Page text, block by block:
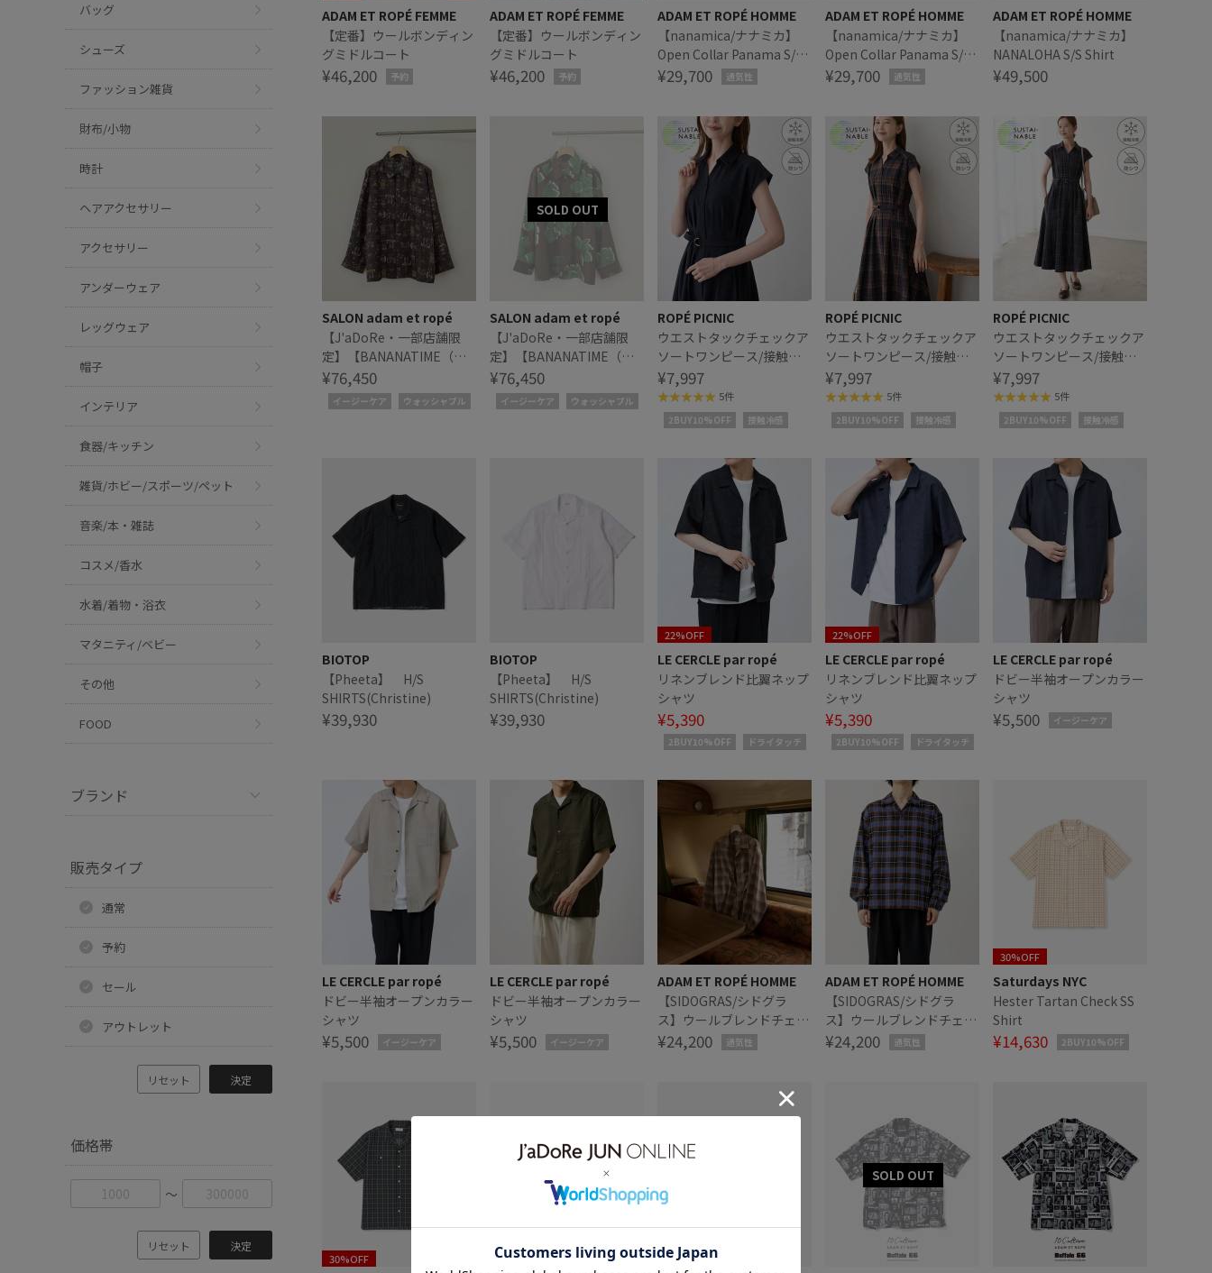
バッグ
シューズ
ファッション雑貨
財布/小物
時計
ヘアアクセサリー
アクセサリー
アンダーウェア
レッグウェア
帽子
インテリア
食器/キッチン
雑貨/ホビー/スポーツ/ペット
音楽/本・雑誌
コスメ/香水
水着/着物・浴衣
マタニティ/ベビー
その他
FOOD
ブランド
販売タイプ
通常
予約
セール
アウトレット
リセット 決定
価格帯
〜
リセット 決定
ADAM ET ROPÉ FEMME
【定番】ウールボンディン
グミドルコート
¥46,200 予約
ADAM ET ROPÉ FEMME
【定番】ウールボンディン
グミドルコート
¥46,200 予約
ADAM ET ROPÉ HOMME
【nanamica/ナナミカ】
Open Collar Panama S/S
Shirt
¥29,700 通気性
ADAM ET ROPÉ HOMME
【nanamica/ナナミカ】
Open Collar Panama S/S
Shirt
¥29,700 通気性
ADAM ET ROPÉ HOMME
【nanamica/ナナミカ】
NANALOHA S/S Shirt
¥49,500
SALON adam et ropé
【J'aDoRe・一部店舗限
定】【BANANATIME（バ
ナナタイム）】PJ 2 SHIRT
/ シルクシャツ
¥76,450
イージーケア ウォッシャブル
SALON adam et ropé
【J'aDoRe・一部店舗限
定】【BANANATIME（バ
ナナタイム）】PJ 2 SHIRT
/ シルクシャツ
¥76,450
イージーケア ウォッシャブル
ROPÉ PICNIC
ウエストタックチェックア
ソートワンピース/接触冷
感・防シワ・リンクコーデ
¥7,997
5件
2BUY10%OFF 接触冷感
ROPÉ PICNIC
ウエストタックチェックア
ソートワンピース/接触冷
感・防シワ・リンクコーデ
¥7,997
5件
2BUY10%OFF 接触冷感
ROPÉ PICNIC
ウエストタックチェックア
ソートワンピース/接触冷
感・防シワ・リンクコーデ
¥7,997
5件
2BUY10%OFF 接触冷感
BIOTOP
【Pheeta】 H/S
SHIRTS(Christine)
¥39,930
BIOTOP
【Pheeta】 H/S
SHIRTS(Christine)
¥39,930
22%OFF
LE CERCLE par ropé
リネンブレンド比翼ネップ
シャツ
¥5,390
2BUY10%OFF ドライタッチ
22%OFF
LE CERCLE par ropé
リネンブレンド比翼ネップ
シャツ
¥5,390
2BUY10%OFF ドライタッチ
LE CERCLE par ropé
ドビー半袖オープンカラー
シャツ
¥5,500 イージーケア
LE CERCLE par ropé
ドビー半袖オープンカラー
シャツ
¥5,500 イージーケア
LE CERCLE par ropé
ドビー半袖オープンカラー
シャツ
¥5,500 イージーケア
ADAM ET ROPÉ HOMME
【SIDOGRAS/シドグラ
ス】ウールブレンドチェッ
クオープンカラーシャツ
¥24,200 通気性
ADAM ET ROPÉ HOMME
【SIDOGRAS/シドグラ
ス】ウールブレンドチェッ
クオープンカラーシャツ
¥24,200 通気性
30%OFF
Saturdays NYC
Hester Tartan Check SS
Shirt
¥14,630 2BUY10%OFF
30%OFF 30%OFF 30%OFF